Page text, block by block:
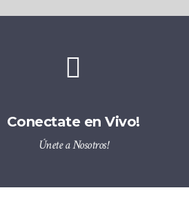
Conectate en Vivo!
Únete a Nosotros!